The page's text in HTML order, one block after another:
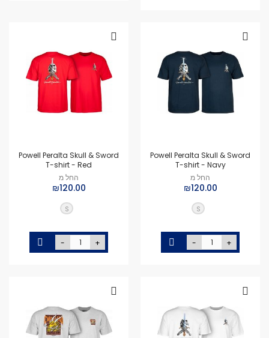
Powell Peralta Skull & Sword
T-shirt - Navy
החל מ
₪120.00
S
- +
Powell Peralta Skull & Sword
T-shirt - Red
החל מ
₪120.00
S
- +